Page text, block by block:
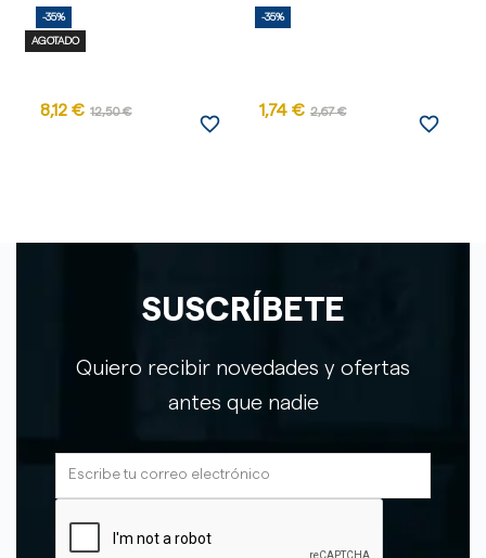
-35%
AGOTADO
8,12 € 12,50 €
favorite_border
-35%
1,74 € 2,67 €
favorite_border
SUSCRÍBETE
Quiero recibir novedades y ofertas
antes que nadie